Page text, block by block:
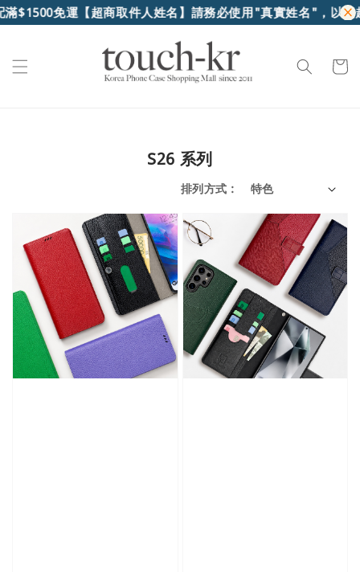
運【超商取件人姓名】請務必使用"真實姓名"，以便超商核對
S26 系列
排列方式 :